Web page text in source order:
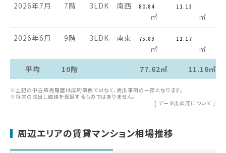
2026年7月 7階 3LDK 南西 80.84
㎡
11.13
㎡
2026年6月 9階 3LDK 南東 75.83
㎡
11.17
㎡
平均
10階 77.62㎡ 11.16㎡
※上記の中古販売履歴は成約事例ではなく、売出事例の一部となります。
※将来の売出し価格を保証するものではありません。
[ データ出典元について ］
周辺エリアの賃貸マンション相場推移